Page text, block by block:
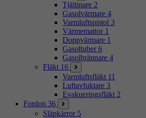
Tjältinare 2
Gasolvärmare 4
Varmluftspistol 3
Värmemattor 1
Doppvärmare 1
Gasoltuber 6
Gasolbrännare 4
Fläkt 16
Varmluftsfläkt 11
Luftavfuktare 3
Evakueringsfläkt 2
Fordon 36
Släpkärror 5